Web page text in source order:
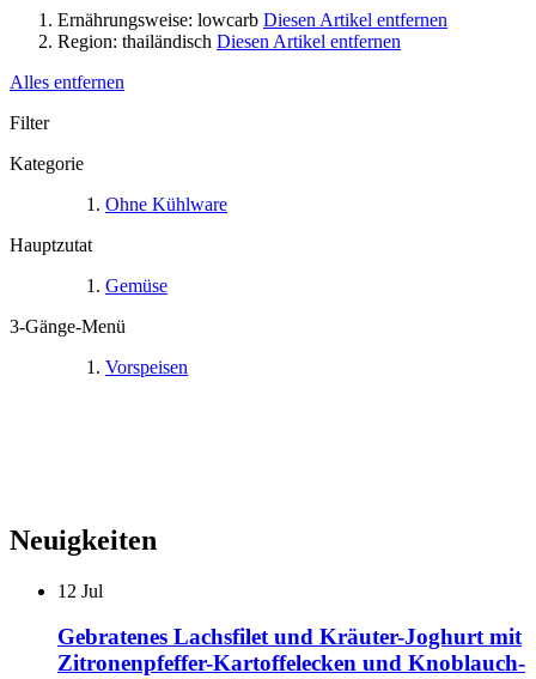
Ernährungsweise: lowcarb Diesen Artikel entfernen
Region: thailändisch Diesen Artikel entfernen
Alles entfernen
Filter
Kategorie
Ohne Kühlware
Hauptzutat
Gemüse
3-Gänge-Menü
Vorspeisen
Neuigkeiten
12 Jul
Gebratenes Lachsfilet und Kräuter-Joghurt mit
Zitronenpfeffer-Kartoffelecken und Knoblauch-